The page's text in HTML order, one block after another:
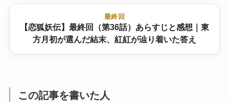
最終回
【恋狐妖伝】最終回（第36話）あらすじと感想｜東
方月初が選んだ結末、紅紅が辿り着いた答え
この記事を書いた人